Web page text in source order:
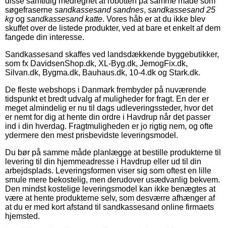
søgefraserne sandkassesand sandnes, sandkassesand 25
kg og sandkassesand katte. Vores håb er at du ikke blev
skuffet over de listede produkter, ved at bare et enkelt af dem
fangede din interesse.
Sandkassesand skaffes ved landsdækkende byggebutikker,
som fx DavidsenShop.dk, XL-Byg.dk, JemogFix.dk,
Silvan.dk, Bygma.dk, Bauhaus.dk, 10-4.dk og Stark.dk.
De fleste webshops i Danmark frembyder på nuværende
tidspunkt et bredt udvalg af muligheder for fragt. En der er
meget almindelig er nu til dags udleveringssteder, hvor det
er nemt for dig at hente din ordre i Havdrup når det passer
ind i din hverdag. Fragtmuligheden er jo rigtig nem, og ofte
ydermere den mest prisbevidste leveringsmodel.
Du bør på samme måde planlægge at bestille produkterne til
levering til din hjemmeadresse i Havdrup eller ud til din
arbejdsplads. Leveringsformen viser sig som oftest en lille
smule mere bekostelig, men derudover usædvanlig bekvem.
Den mindst kostelige leveringsmodel kan ikke benægtes at
være at hente produkterne selv, som desværre afhænger af
at du er med kort afstand til sandkassesand online firmaets
hjemsted.